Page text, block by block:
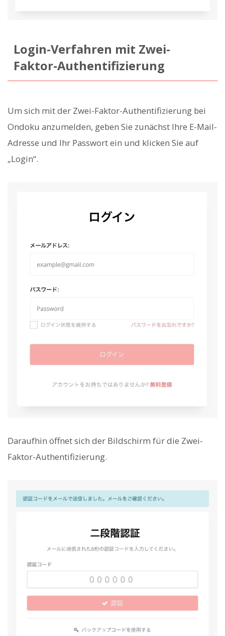
Login-Verfahren mit Zwei-
Faktor-Authentifizierung
Um sich mit der Zwei-Faktor-Authentifizierung bei
Ondoku anzumelden, geben Sie zunächst Ihre E-Mail-
Adresse und Ihr Passwort ein und klicken Sie auf
„Login“.
Daraufhin öffnet sich der Bildschirm für die Zwei-
Faktor-Authentifizierung.